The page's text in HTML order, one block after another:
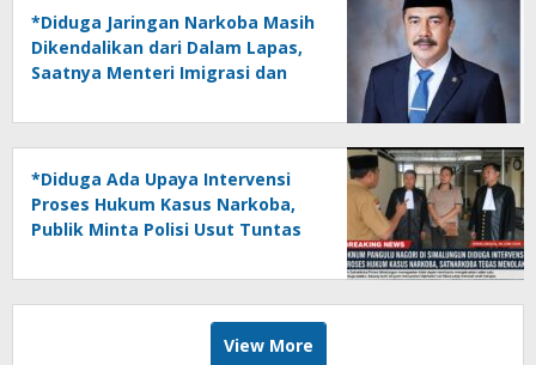
*Diduga Jaringan Narkoba Masih
Dikendalikan dari Dalam Lapas,
Saatnya Menteri Imigrasi dan
Tegas*
*Diduga Ada Upaya Intervensi
Proses Hukum Kasus Narkoba,
Publik Minta Polisi Usut Tuntas
View More